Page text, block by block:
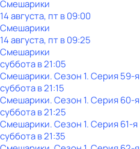
Смешарики
14 августа, пт в 09:00
Смешарики
14 августа, пт в 09:25
Смешарики
субботав21:05
Смешарики. Сезон 1. Серия 59-я
субботав21:15
Смешарики. Сезон 1. Серия 60-я
субботав21:25
Смешарики. Сезон 1. Серия 61-я
субботав21:35